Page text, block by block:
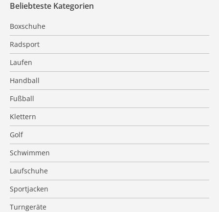
Beliebteste Kategorien
Boxschuhe
Radsport
Laufen
Handball
Fußball
Klettern
Golf
Schwimmen
Laufschuhe
Sportjacken
Turngeräte